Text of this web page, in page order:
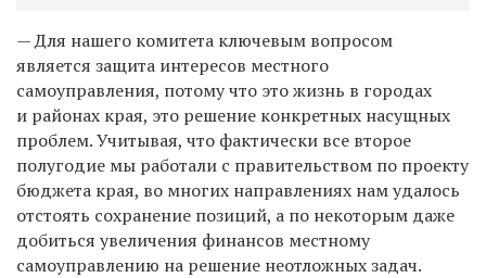
— Для нашего комитета ключевым вопросом
является защита интересов местного
самоуправления, потому что это жизнь в городах
и районах края, это решение конкретных насущных
проблем. Учитывая, что фактически все второе
полугодие мы работали с правительством по проекту
бюджета края, во многих направлениях нам удалось
отстоять сохранение позиций, а по некоторым даже
добиться увеличения финансов местному
самоуправлению на решение неотложных задач.